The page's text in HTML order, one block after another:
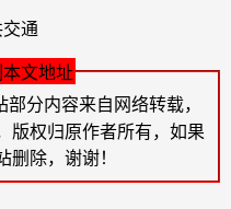
通
文地址
部分内容来自网络转载，
版权归原作者所有，如果
删除，谢谢！